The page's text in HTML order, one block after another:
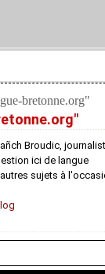
Broudic,
ici de langue
sujets à